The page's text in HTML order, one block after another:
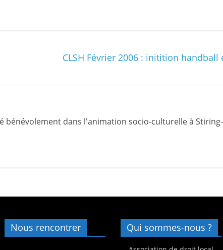
CLSH Février 2006 : initition
bénévolement dans l'animation socio-culturelle à
Nous rencontrer Qui sommes-nous ?